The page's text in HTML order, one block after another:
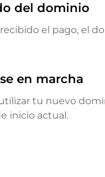
del dominio
el pago, el
en marcha
tu nuevo
inicio actual.